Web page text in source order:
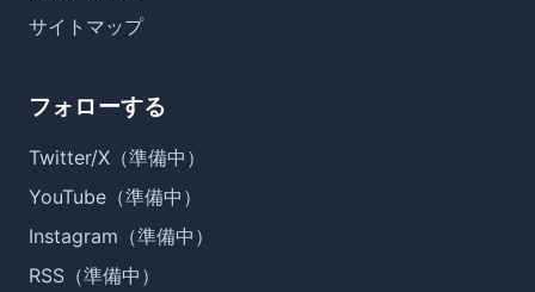
サイトマップ
フォローする
Twitter/X（準備中）
YouTube（準備中）
Instagram（準備中）
RSS（準備中）